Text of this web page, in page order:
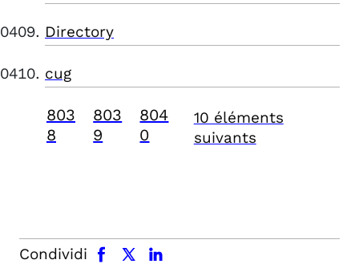
Directory
cug
803
8
803
9
804
0
10 éléments
suivants
Condividi
facebook x.com linkedin